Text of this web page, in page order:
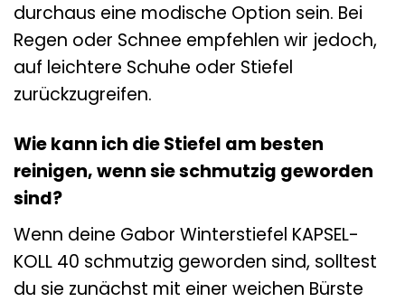
durchaus eine modische Option sein. Bei
Regen oder Schnee empfehlen wir jedoch,
auf leichtere Schuhe oder Stiefel
zurückzugreifen.
Wie kann ich die Stiefel am besten
reinigen, wenn sie schmutzig geworden
sind?
Wenn deine Gabor Winterstiefel KAPSEL-
KOLL 40 schmutzig geworden sind, solltest
du sie zunächst mit einer weichen Bürste